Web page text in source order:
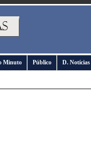
Minuto Público D. Notícias